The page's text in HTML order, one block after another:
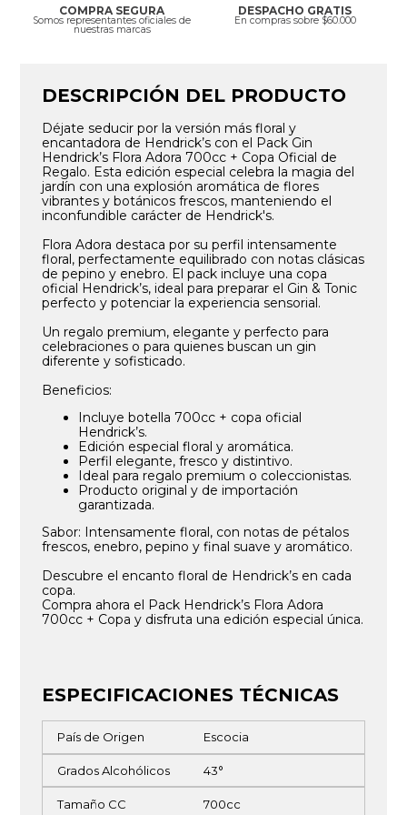
COMPRA SEGURA
Somos representantes oficiales de
nuestras marcas
DESPACHO GRATIS
En compras sobre $60.000
DESCRIPCIÓN DEL PRODUCTO
Déjate seducir por la versión más floral y
encantadora de Hendrick’s con el Pack Gin
Hendrick’s Flora Adora 700cc + Copa Oficial de
Regalo. Esta edición especial celebra la magia del
jardín con una explosión aromática de flores
vibrantes y botánicos frescos, manteniendo el
inconfundible carácter de Hendrick's.
Flora Adora destaca por su perfil intensamente
floral, perfectamente equilibrado con notas clásicas
de pepino y enebro. El pack incluye una copa
oficial Hendrick’s, ideal para preparar el Gin & Tonic
perfecto y potenciar la experiencia sensorial.
Un regalo premium, elegante y perfecto para
celebraciones o para quienes buscan un gin
diferente y sofisticado.
Beneficios:
Incluye botella 700cc + copa oficial
Hendrick’s.
Edición especial floral y aromática.
Perfil elegante, fresco y distintivo.
Ideal para regalo premium o coleccionistas.
Producto original y de importación
garantizada.
Sabor: Intensamente floral, con notas de pétalos
frescos, enebro, pepino y final suave y aromático.
Descubre el encanto floral de Hendrick’s en cada
copa.
Compra ahora el Pack Hendrick’s Flora Adora
700cc + Copa y disfruta una edición especial única.
ESPECIFICACIONES TÉCNICAS
País de Origen Escocia
Grados Alcohólicos 43°
Tamaño CC 700cc